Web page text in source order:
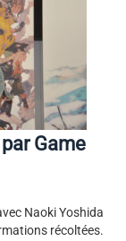
Game
Naoki Yoshida
récoltées.